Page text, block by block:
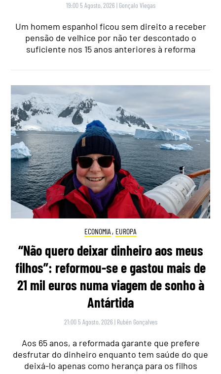
19:00 5 Agosto, 2026 | Gonçalo Viegas
Um homem espanhol ficou sem direito a receber
pensão de velhice por não ter descontado o
suficiente nos 15 anos anteriores à reforma
ECONOMIA , EUROPA
“Não quero deixar dinheiro aos meus
filhos”: reformou-se e gastou mais de
21 mil euros numa viagem de sonho à
Antártida
21:00 5 Agosto, 2026 | Rubén Gonçalves
Aos 65 anos, a reformada garante que prefere
desfrutar do dinheiro enquanto tem saúde do que
deixá-lo apenas como herança para os filhos